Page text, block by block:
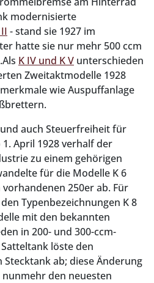
modernisierte
- stand sie 1927 im
hatte sie nur mehr 500 ccm
.Als K IV und K V unterschieden
Zweitaktmodelle 1928
wie Auspuffanlage
auch Steuerfreiheit für
April 1928 verhalf der
zu einem gehörigen
für die Modelle K 6
250er ab. Für
Typenbezeichnungen K 8
mit den bekannten
in 200- und 300-ccm-
löste den
ab; diese Änderung
den neuesten